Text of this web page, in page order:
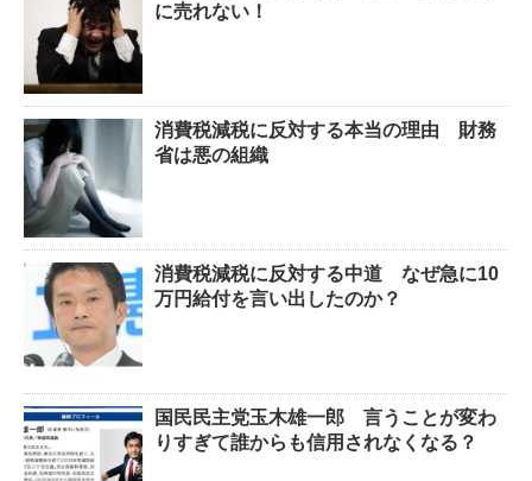
に売れない！
消費税減税に反対する本当の理由 財務
省は悪の組織
消費税減税に反対する中道 なぜ急に10
万円給付を言い出したのか？
国民民主党玉木雄一郎 言うことが変わ
りすぎて誰からも信用されなくなる？